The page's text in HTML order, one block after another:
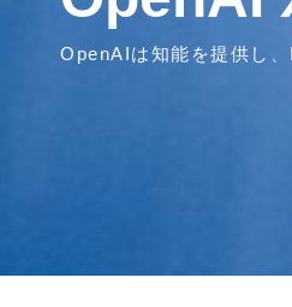
OpenAIは知能を提供し